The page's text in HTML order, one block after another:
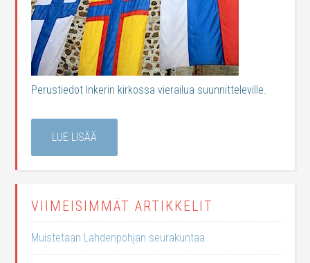
Perustiedot Inkerin kirkossa vierailua suunnitteleville.
LUE LISÄÄ
VIIMEISIMMÄT ARTIKKELIT
Muistetaan Lahdenpohjan seurakuntaa